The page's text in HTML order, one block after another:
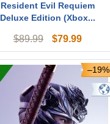
Resident Evil Requiem
Deluxe Edition (Xbox...
$89.99 $79.99
–19%